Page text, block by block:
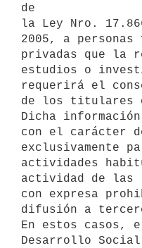
de
la Ley Nro.
2005, a
privadas que la
estudios o
requerirá el
de los titulares
Dicha
con el carácter
exclusivamente
actividades
actividad de las
con expresa
difusión a
En estos casos,
Desarrollo